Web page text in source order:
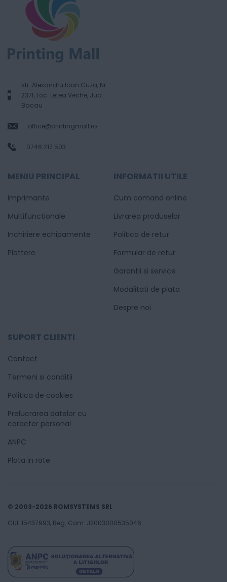
265 Lei
str. Alexandru Ioan Cuza, Nr.
237f, Loc. Letea Veche, Jud.
Bacau
office@printingmall.ro
0746.217.503
MENIU PRINCIPAL
Imprimante
Multifunctionale
Inchiriere echipamente
Plottere
INFORMATII UTILE
Cum comand online
Livrarea produselor
Politica de retur
Formular de retur
Garantii si service
Modalitati de plata
Despre noi
SUPORT CLIENTI
Contact
Termeni si conditii
Politica de cookies
Prelucrarea datelor cu
caracter personal
ANPC
Plata in rate
© 2003-2026 ROMSYSTEMS SRL
CUI: 15437993, Reg. Com. J2003000535046